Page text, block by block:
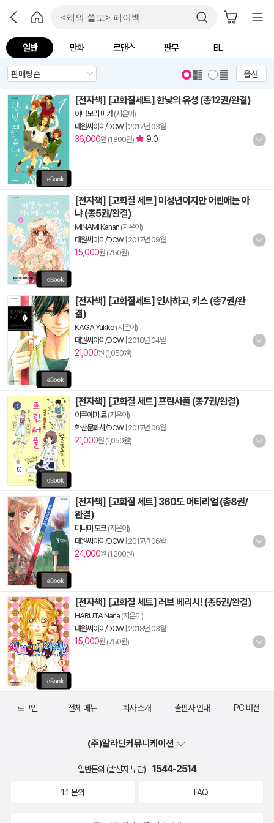
일반 만화 로맨스 판무 BL
옵션
[전자책] [고화질세트] 한낮의 유성 (총12권/완결)
야마모리 미카(지은이)
대원씨아이/DCW| 2017년 03월
36,000원 (1,800원) 9.0
[전자책] [고화질 세트] 미성년이지만 어린애는 아
냐 (총5권/완결)
MINAMI Kanan (지은이)
대원씨아이/DCW| 2017년 09월
15,000원 (750원)
[전자책] [고화질세트] 인사하고, 키스 (총7권/완
결)
KAGA Yakko (지은이)
대원씨아이/DCW| 2018년 04월
21,000원 (1,050원)
[전자책] [고화질 세트] 프린서플 (총7권/완결)
이쿠에미 료(지은이)
학산문화사/DCW| 2017년 06월
21,000원 (1,050원)
[전자책] [고화질 세트] 360도 머티리얼 (총8권/
완결)
미나미 토코(지은이)
대원씨아이/DCW| 2017년 06월
24,000원 (1,200원)
[전자책] [고화질 세트] 러브 베리시! (총5권/완결)
HARUTA Nana (지은이)
대원씨아이/DCW| 2018년 03월
15,000원 (750원)
로그인 전체 메뉴 회사 소개 출판사 안내 PC 버전
(주)알라딘커뮤니케이션
일반문의 (발신자 부담) 1544-2514
1:1 문의 FAQ